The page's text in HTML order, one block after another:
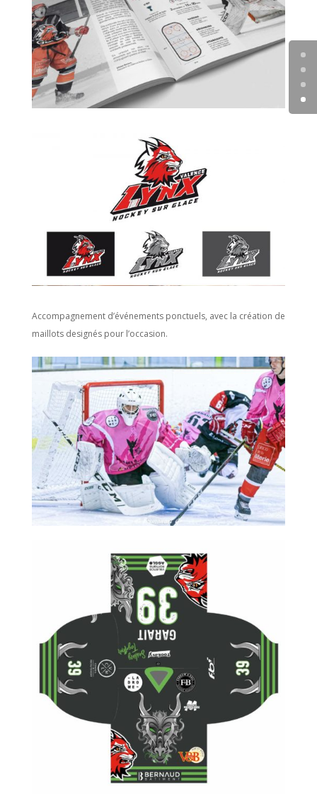
Accompagnement d’événements ponctuels, avec la création de
maillots designés pour l’occasion.